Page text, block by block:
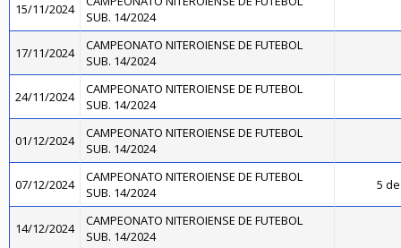
15/11/2024
SUB. 14/2024
17/11/2024
CAMPEONATO NITEROIENSE DE FUTEBOL
SUB. 14/2024
24/11/2024
CAMPEONATO NITEROIENSE DE FUTEBOL
SUB. 14/2024
01/12/2024
CAMPEONATO NITEROIENSE DE FUTEBOL
SUB. 14/2024
07/12/2024
CAMPEONATO NITEROIENSE DE FUTEBOL
SUB. 14/2024
5
14/12/2024
CAMPEONATO NITEROIENSE DE FUTEBOL
SUB. 14/2024